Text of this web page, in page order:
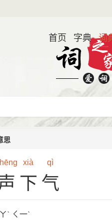
首页 字典 词
思
xià qì
下气
ˋ ㄑ一ˋ